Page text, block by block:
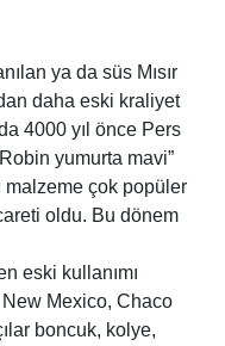
ya da süs Mısır
daha eski kraliyet
4000 yıl önce Pers
yumurta mavi”
çok popüler
oldu. Bu dönem
eski kullanımı
New Mexico, Chaco
boncuk, kolye,